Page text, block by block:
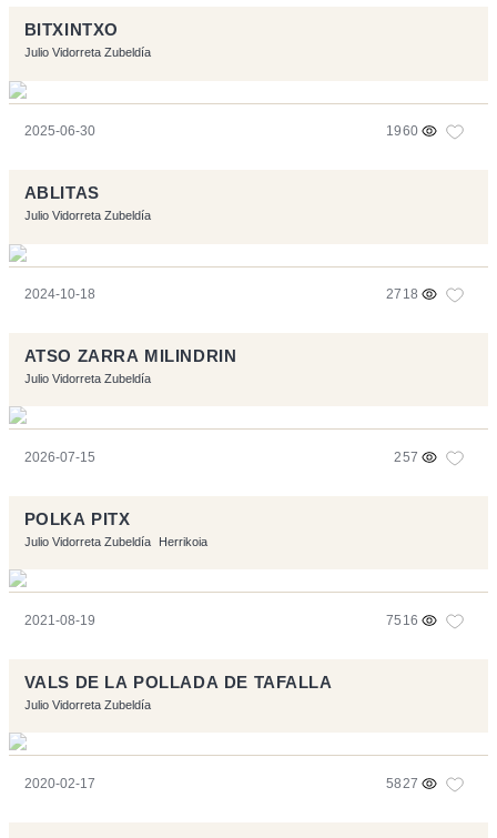
BITXINTXO
Julio Vidorreta Zubeldía
2025-06-30 1960
ABLITAS
Julio Vidorreta Zubeldía
2024-10-18 2718
ATSO ZARRA MILINDRIN
Julio Vidorreta Zubeldía
2026-07-15 257
POLKA PITX
Julio Vidorreta Zubeldía Herrikoia
2021-08-19 7516
VALS DE LA POLLADA DE TAFALLA
Julio Vidorreta Zubeldía
2020-02-17 5827